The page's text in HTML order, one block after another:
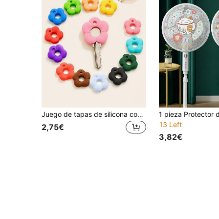
Juego de tapas de silicona con forma de flor multicolor, cubiertas de teclas codificadas por color duraderas, protectores identificadores de teclas de fácil instalación para la gestión de llaves, accesorios lindos para llaveros para uso en el hogar y la oficina, regalos dulces para hermanas, amigas y el Día de San Valentín
2,75€
13 Left
3,82€